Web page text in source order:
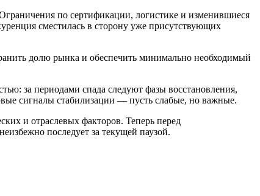
по сертификации, логистике и изменившиеся
сместилась в сторону уже присутствующих
долю рынка и обеспечить минимально необходимый
за периодами спада следуют фазы восстановления,
сигналы стабилизации — пусть слабые, но важные.
и отраслевых факторов. Теперь перед
последует за текущей паузой.